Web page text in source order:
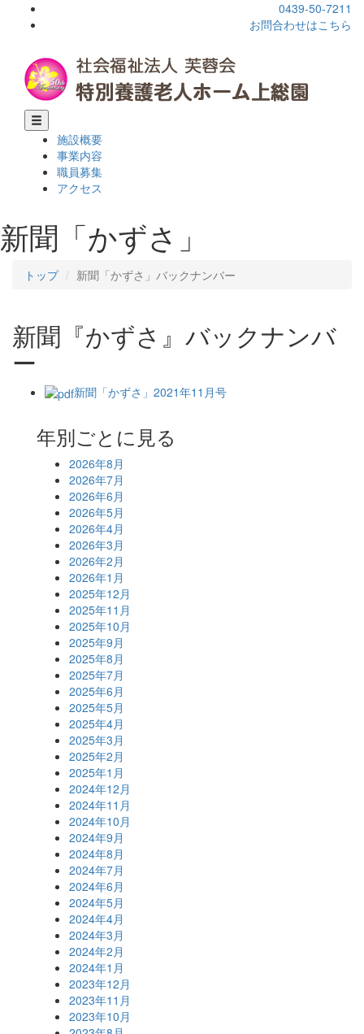
0439-50-7211
お問合わせはこちら
施設概要
事業内容
職員募集
アクセス
新聞「かずさ」
トップ 新聞「かずさ」バックナンバー
新聞『かずさ』バックナンバ
ー
新聞「かずさ」2021年11月号
年別ごとに見る
2026年8月
2026年7月
2026年6月
2026年5月
2026年4月
2026年3月
2026年2月
2026年1月
2025年12月
2025年11月
2025年10月
2025年9月
2025年8月
2025年7月
2025年6月
2025年5月
2025年4月
2025年3月
2025年2月
2025年1月
2024年12月
2024年11月
2024年10月
2024年9月
2024年8月
2024年7月
2024年6月
2024年5月
2024年4月
2024年3月
2024年2月
2024年1月
2023年12月
2023年11月
2023年10月